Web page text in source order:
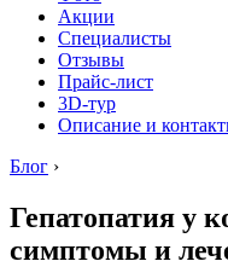
Акции
Специалисты
Отзывы
Прайс-лист
3D-тур
Описание и
Блог ›
Гепатопатия у
симптомы и